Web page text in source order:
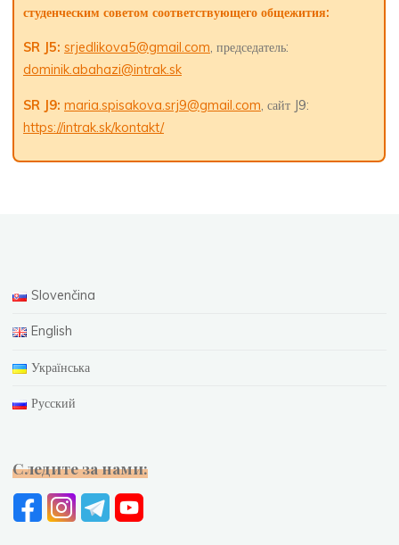
студенческим советом соответствующего общежития:
SR J5: srjedlikova5@gmail.com, председатель:
dominik.abahazi@intrak.sk
SR J9: maria.spisakova.srj9@gmail.com, сайт J9:
https://intrak.sk/kontakt/
Slovenčina
English
Українська
Русский
Следите за нами: